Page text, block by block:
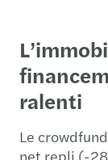
ralenti
Le
net repli (-